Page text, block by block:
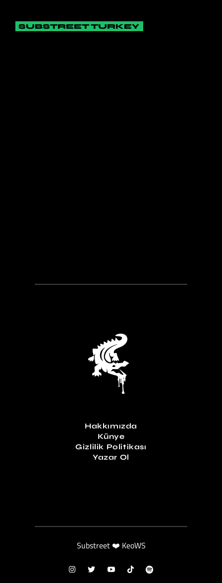
SUBSTREET TURKEY
Hakkımızda
Künye
Gizlilik Politikası
Yazar Ol
Substreet ❤️ KeoWS